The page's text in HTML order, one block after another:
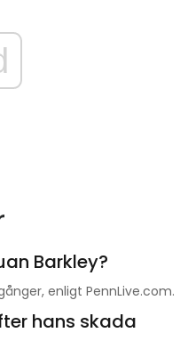
Barkley?
enligt PennLive.com.
hans skada